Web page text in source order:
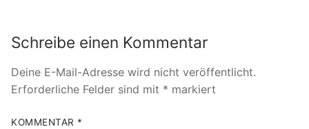
Schreibe einen Kommentar
Deine E-Mail-Adresse wird nicht veröffentlicht.
Erforderliche Felder sind mit * markiert
KOMMENTAR *